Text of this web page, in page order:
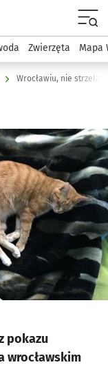
Środowisko we
Zwierzęta Mapa
Wrocławiu, nie strzelaj!
pokazu
wrocławskim